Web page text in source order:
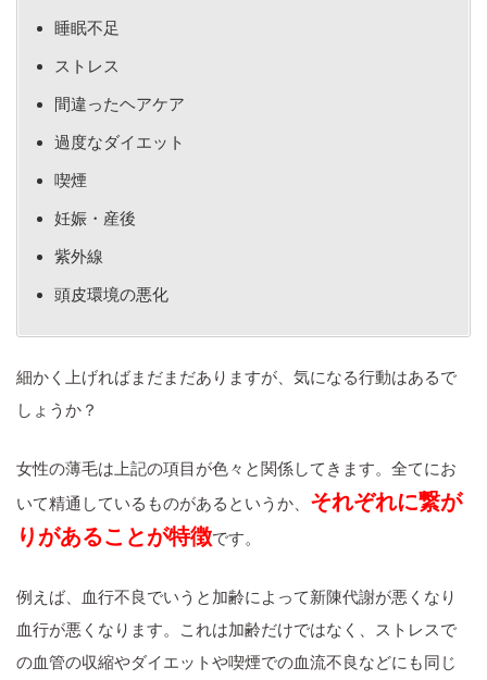
睡眠不足
ストレス
間違ったヘアケア
過度なダイエット
喫煙
妊娠・産後
紫外線
頭皮環境の悪化
細かく上げればまだまだありますが、気になる行動はあるで
しょうか？
女性の薄毛は上記の項目が色々と関係してきます。全てにお
いて精通しているものがあるというか、 それぞれに繋が
りがあることが特徴です。
例えば、血行不良でいうと加齢によって新陳代謝が悪くなり
血行が悪くなります。これは加齢だけではなく、ストレスで
の血管の収縮やダイエットや喫煙での血流不良などにも同じ